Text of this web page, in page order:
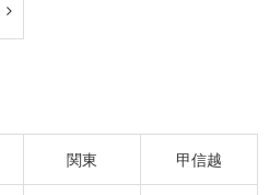
関東 甲信越